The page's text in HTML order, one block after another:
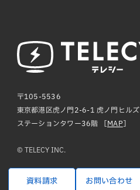
資料請求 お問い合わせ
〒105-5536
東京都港区虎ノ門2-6-1 虎ノ門ヒルズ
ステーションタワー36階 ［MAP］
© TELECY INC.